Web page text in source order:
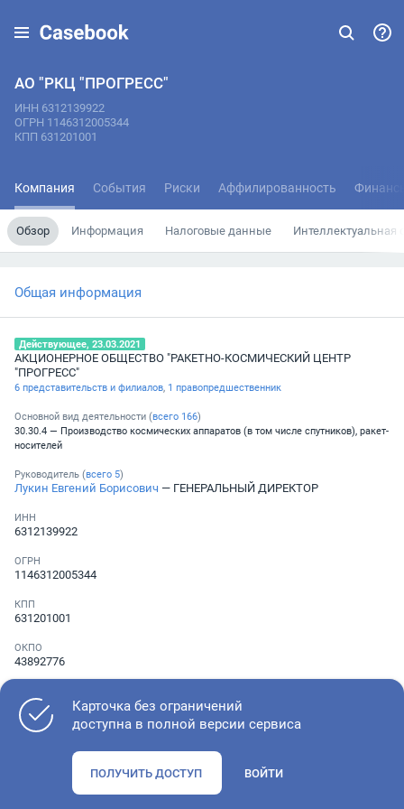
АО "РКЦ "ПРОГРЕСС"
ИНН 6312139922
ОГРН 1146312005344
КПП 631201001
Компания События Риски Аффилированность
Обзор Информация Налоговые данные Интеллектуальная
Общая информация
Действующее, 23.03.2021
АКЦИОНЕРНОЕ ОБЩЕСТВО "РАКЕТНО-КОСМИЧЕСКИЙ ЦЕНТР
"ПРОГРЕСС"
6 представительств и филиалов, 1 правопредшественник
Основной вид деятельности (всего 166)
30.30.4 — Производство космических аппаратов (в том числе спутников), ракет-
носителей
Руководитель (всего 5)
Лукин Евгений Борисович — ГЕНЕРАЛЬНЫЙ ДИРЕКТОР
ИНН
6312139922
ОГРН
1146312005344
КПП
631201001
ОКПО
43892776
Не указан
Как оценить состояние компании
Карточка без ограничений
доступна в полной версии сервиса
ПОЛУЧИТЬ ДОСТУП ВОЙТИ